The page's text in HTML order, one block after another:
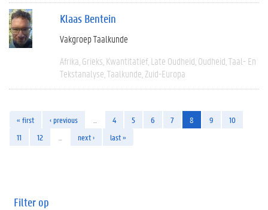
Klaas Bentein
Vakgroep Taalkunde
Afrika Grieks Kwantitatief Late Oudheid Oudheid Taal- En
Tekstanalyse Taalkunde Zuid-Europa
« first ‹ previous 4 5 6 7 8 9
10
11
12 next › last »
Filter op